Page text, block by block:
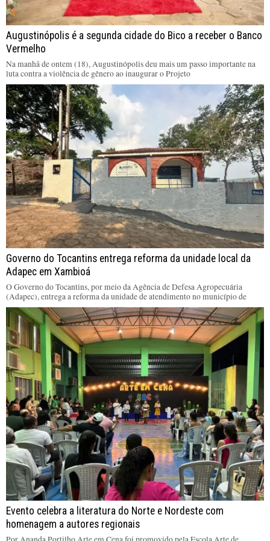
Augustinópolis é a segunda cidade do Bico a receber o Banco
Vermelho
Na manhã de ontem (18), Augustinópolis deu mais um passo importante na
luta contra a violência de gênero ao inaugurar o Projeto
Governo do Tocantins entrega reforma da unidade local da
Adapec em Xambioá
O Governo do Tocantins, por meio da Agência de Defesa Agropecuária
(Adapec), entrega a reforma da unidade de atendimento no município de
Evento celebra a literatura do Norte e Nordeste com
homenagem a autores regionais